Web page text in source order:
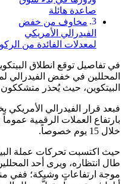
صاعدة هائلة
مخاوف من خفض
الفيدرالي الأمريكي
لمعدلات الفائدة من
المحللين في خفض الفيدرالي
البيتكوين، حيث يُحذر
فبعد قرار الفيدرالي
بارتفاع العملات الرقمية عموماً
خلال 15 يوم خصوصاً.
طال انتظاره، ويرى أحد